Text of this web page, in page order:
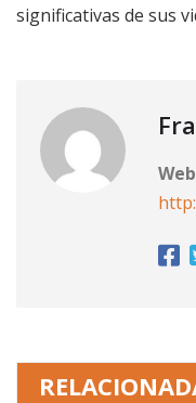
significativas de sus